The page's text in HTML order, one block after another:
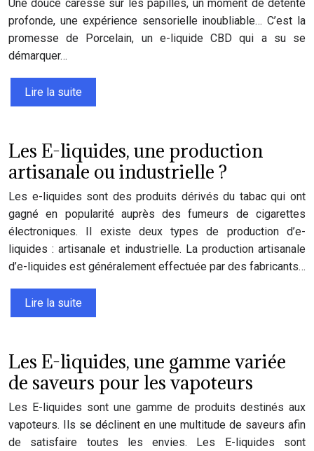
Une douce caresse sur les papilles, un moment de détente
profonde, une expérience sensorielle inoubliable… C’est la
promesse de Porcelain, un e-liquide CBD qui a su se
démarquer…
Lire la suite
Les E-liquides, une production
artisanale ou industrielle ?
Les e-liquides sont des produits dérivés du tabac qui ont
gagné en popularité auprès des fumeurs de cigarettes
électroniques. Il existe deux types de production d’e-
liquides : artisanale et industrielle. La production artisanale
d’e-liquides est généralement effectuée par des fabricants…
Lire la suite
Les E-liquides, une gamme variée
de saveurs pour les vapoteurs
Les E-liquides sont une gamme de produits destinés aux
vapoteurs. Ils se déclinent en une multitude de saveurs afin
de satisfaire toutes les envies. Les E-liquides sont